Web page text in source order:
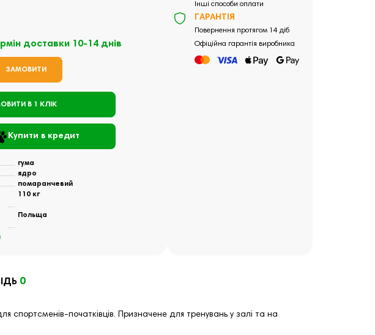
доставки 10-14 днів
ЗАМОВИТИ
В 1 КЛІК
Купити в кредит
гума
ядро
помаранчевий
110 кг
Польща
Інші способи оплати
ГАРАНТІЯ
Повернення протягом 14 діб
Офіційна гарантія виробника
0
спортсменів-початківців. Призначене для тренувань у залі та на